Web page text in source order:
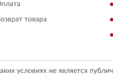
товара
условиях не является